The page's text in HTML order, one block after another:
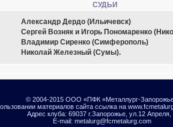
СУДЬИ
Александр Дердо (Ильичевск)
Сергей Возняк и Игорь Пономаренко
Владимир Сиренко (Симферополь)
Николай Железный (Сумы).
© 2004-2015 ООО «ПФК «Металлург-
материалов сайта ссылка на
Адрес клуба: 69037 г.Запорожье, ул.12 Апреля,
E-mail: metalurg@fcmetalurg.com